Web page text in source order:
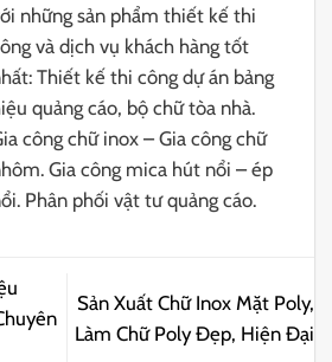
những sản phẩm thiết kế thi
và dịch vụ khách hàng tốt
Thiết kế thi công dự án bảng
quảng cáo, bộ chữ tòa nhà.
công chữ inox – Gia công chữ
Gia công mica hút nổi – ép
Phân phối vật tư quảng cáo.
Sản Xuất Chữ Inox Mặt Poly,
Làm Chữ Poly Đẹp, Hiện Đại